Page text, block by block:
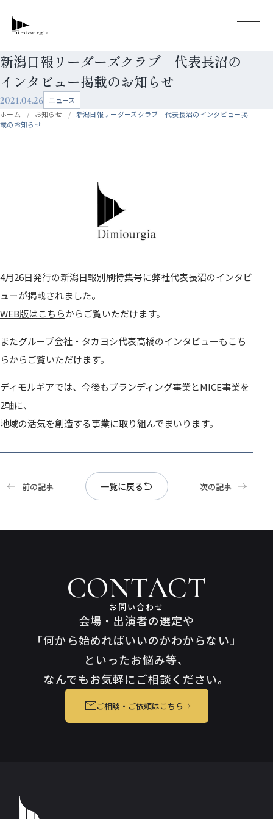
新潟日報リーダーズクラブ 代表長沼の
インタビュー掲載のお知らせ
2021.04.26
ニュース
ホーム
お知らせ
新潟日報リーダーズクラブ 代表長沼のインタビュー掲
載のお知らせ
4月26日発行の新潟日報別刷特集号に弊社代表長沼のインタビ
ューが掲載されました。
WEB版はこちらからご覧いただけます。
またグループ会社・タカヨシ代表高橋のインタビューもこち
らからご覧いただけます。
ディモルギアでは、今後もブランディング事業とMICE事業を
2軸に、
地域の活気を創造する事業に取り組んでまいります。
前の記事 一覧に戻る 次の記事
CONTACT
お問い合わせ
会場・出演者の選定や
「何から始めればいいのかわからない」
といったお悩み等、
なんでもお気軽にご相談ください。
ご相談・ご依頼はこちら